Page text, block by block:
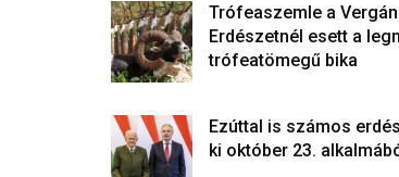
Trófeaszemle a
Erdészetnél esett a
trófeatömegű bika
Ezúttal is számos
ki október 23.